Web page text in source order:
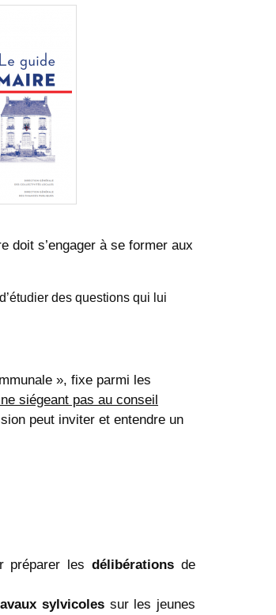
doit s’engager à se former aux
des questions qui lui
», fixe parmi les
siégeant pas au conseil
peut inviter et entendre un
préparer lesdélibérations de
sylvicoles sur les jeunes